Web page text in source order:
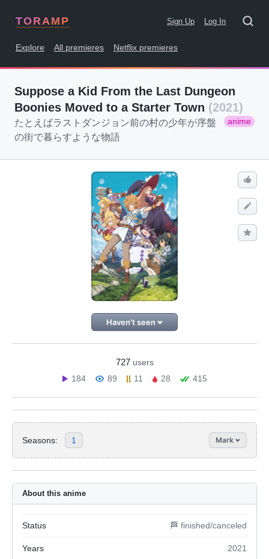
TORAMP Sign Up Log In
Explore All premieres Netflix premieres
Suppose a Kid From the Last Dungeon
Boonies Moved to a Starter Town (2021)
anime
たとえばラストダンジョン前の村の少年が序盤
の街で暮らすような物語
Haven't seen
727 users
184
89 11 28 415
Seasons: 1 Mark
About this anime
Status 🏁 finished/canceled
Years 2021